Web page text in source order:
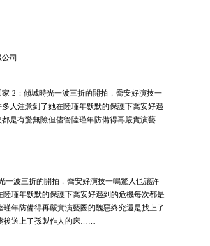
司
家 2：傾城時光一波三折的開拍，喬安好演技一
人注意到了她在陸瑾年默默的保護下喬安好遇
是有驚無險但儘管陸瑾年防備得再嚴實演藝
一波三折的開拍，喬安好演技一鳴驚人也讓許
陸瑾年默默的保護下喬安好遇到的危機每次都是
瑾年防備得再嚴實演藝圈的醜惡終究還是找上了
後送上了孫製作人的床……